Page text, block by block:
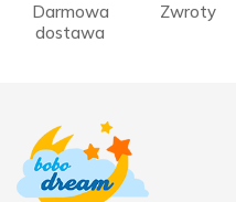
Darmowa
dostawa
Zwroty